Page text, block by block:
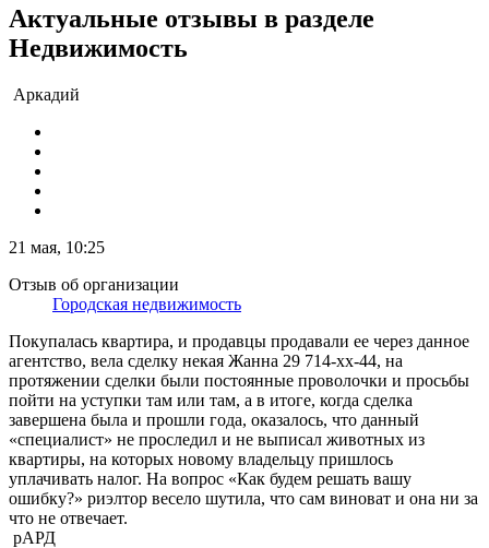
Актуальные отзывы в разделе
Недвижимость
Аркадий
21 мая, 10:25
Отзыв об организации
Городская недвижимость
Покупалась квартира, и продавцы продавали ее через данное
агентство, вела сделку некая Жанна 29 714-хх-44, на
протяжении сделки были постоянные проволочки и просьбы
пойти на уступки там или там, а в итоге, когда сделка
завершена была и прошли года, оказалось, что данный
«специалист» не проследил и не выписал животных из
квартиры, на которых новому владельцу пришлось
уплачивать налог. На вопрос «Как будем решать вашу
ошибку?» риэлтор весело шутила, что сам виноват и она ни за
что не отвечает.
рАРД